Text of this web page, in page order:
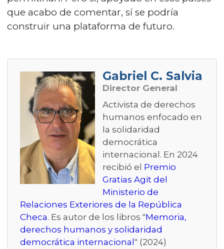
que acabo de comentar, sí se podría
construir una plataforma de futuro.
Gabriel C. Salvia
Director General
Activista de derechos
humanos enfocado en
la solidaridad
democrática
internacional. En 2024
recibió el Premio
Gratias Agit del
Ministerio de
Relaciones Exteriores de la República
Checa. Es autor de los libros "Memoria,
derechos humanos y solidaridad
democrática internacional " (2024)